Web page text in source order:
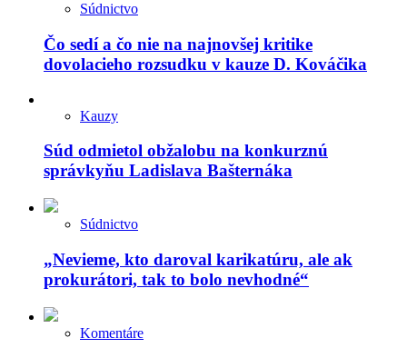
Súdnictvo
Čo sedí a čo nie na najnovšej kritike
dovolacieho rozsudku v kauze D. Kováčika
Kauzy
Súd odmietol obžalobu na konkurznú
správkyňu Ladislava Bašternáka
Súdnictvo
„Nevieme, kto daroval karikatúru, ale ak
prokurátori, tak to bolo nevhodné“
Komentáre